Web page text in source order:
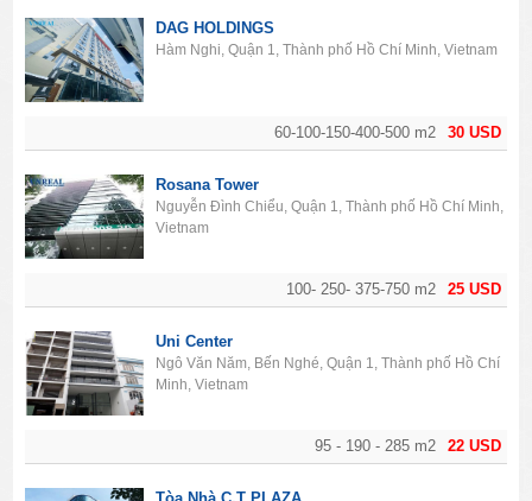
30 USD
60-100-150-400-500 m2
DAG HOLDINGS
Hàm Nghi, Quận 1, Thành phố Hồ Chí Minh, Vietnam
25 USD
100- 250- 375-750 m2
Rosana Tower
Nguyễn Đình Chiểu, Quận 1, Thành phố Hồ Chí Minh,
Vietnam
22 USD
95 - 190 - 285 m2
Uni Center
Ngô Văn Năm, Bến Nghé, Quận 1, Thành phố Hồ Chí
Minh, Vietnam